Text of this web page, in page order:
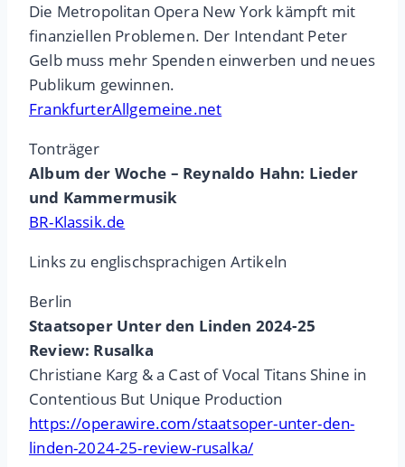
Die Metropolitan Opera New York kämpft mit
finanziellen Problemen. Der Intendant Peter
Gelb muss mehr Spenden einwerben und neues
Publikum gewinnen.
FrankfurterAllgemeine.net
Tonträger
Album der Woche – Reynaldo Hahn: Lieder
und Kammermusik
BR-Klassik.de
Links zu englischsprachigen Artikeln
Berlin
Staatsoper Unter den Linden 2024-25
Review: Rusalka
Christiane Karg & a Cast of Vocal Titans Shine in
Contentious But Unique Production
https://operawire.com/staatsoper-unter-den-
linden-2024-25-review-rusalka/